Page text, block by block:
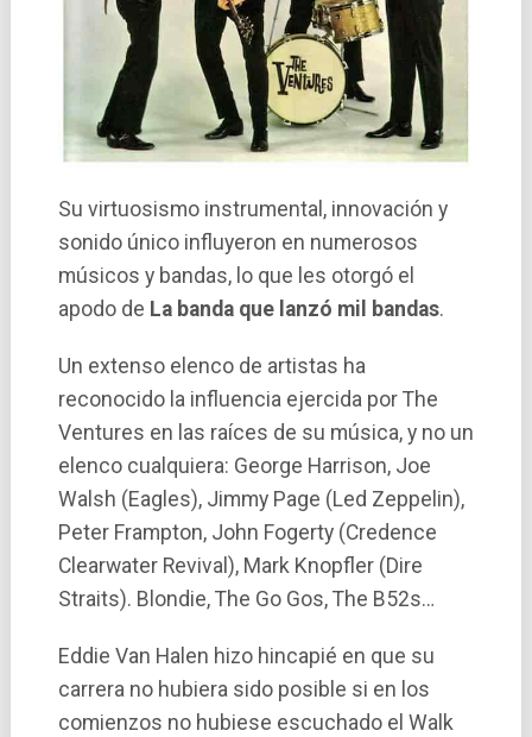
Su virtuosismo instrumental, innovación y
sonido único influyeron en numerosos
músicos y bandas, lo que les otorgó el
apodo de La banda que lanzó mil bandas.
Un extenso elenco de artistas ha
reconocido la influencia ejercida por The
Ventures en las raí­ces de su música, y no un
elenco cualquiera: George Harrison, Joe
Walsh (Eagles), Jimmy Page (Led Zeppelin),
Peter Frampton, John Fogerty (Credence
Clearwater Revival), Mark Knopfler (Dire
Straits). Blondie, The Go Gos, The B52s…
Eddie Van Halen hizo hincapié en que su
carrera no hubiera sido posible si en los
comienzos no hubiese escuchado el Walk